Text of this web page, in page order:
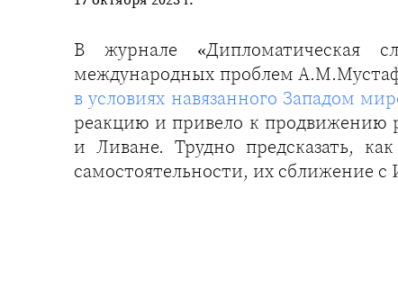
В журнале «Дипломатическая
международных проблем
в условиях навязанного Западом
реакцию и привело к продвижению
и Ливане. Трудно предсказать,
самостоятельности, их сближение